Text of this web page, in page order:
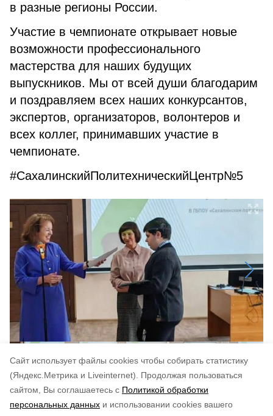
Cайт использует файлы cookies чтобы собирать статистику
(Яндекс.Метрика и Liveinternet).
Продолжая пользоваться
сайтом, Вы соглашаетесь с Политикой обработки
персональных данных и использовании cookies вашего
в разные регионы России.
Участие в чемпионате открывает новые
возможности профессионального
мастерства для наших будущих
выпускников. Мы от всей души благодарим
и поздравляем всех наших конкурсантов,
экспертов, организаторов, волонтеров и
всех коллег, принимавших участие в
чемпионате.
#СахалинскийПолитехническийЦентр№5
по оценке